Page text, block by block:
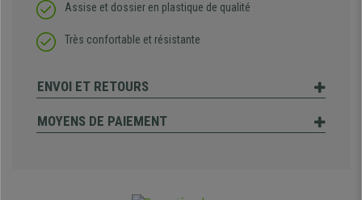
Assise et dossier en plastique de qualité
Très confortable et résistante
ENVOI ET RETOURS
MOYENS DE PAIEMENT